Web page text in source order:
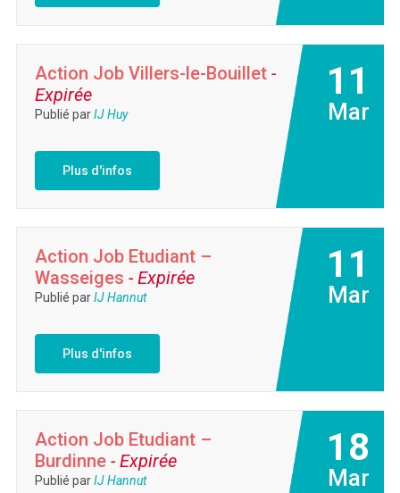
Action Job Villers-le-Bouillet -
Expirée
Publié par IJ Huy
Plus d'infos
11
Mar
Action Job Etudiant –
Wasseiges - Expirée
Publié par IJ Hannut
Plus d'infos
11
Mar
Action Job Etudiant –
Burdinne - Expirée
Publié par IJ Hannut
18
Mar